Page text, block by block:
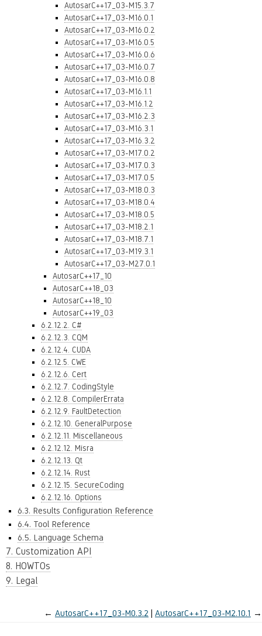
AutosarC++17_03-M15.3.7
AutosarC++17_03-M16.0.1
AutosarC++17_03-M16.0.2
AutosarC++17_03-M16.0.5
AutosarC++17_03-M16.0.6
AutosarC++17_03-M16.0.7
AutosarC++17_03-M16.0.8
AutosarC++17_03-M16.1.1
AutosarC++17_03-M16.1.2
AutosarC++17_03-M16.2.3
AutosarC++17_03-M16.3.1
AutosarC++17_03-M16.3.2
AutosarC++17_03-M17.0.2
AutosarC++17_03-M17.0.3
AutosarC++17_03-M17.0.5
AutosarC++17_03-M18.0.3
AutosarC++17_03-M18.0.4
AutosarC++17_03-M18.0.5
AutosarC++17_03-M18.2.1
AutosarC++17_03-M18.7.1
AutosarC++17_03-M19.3.1
AutosarC++17_03-M27.0.1
AutosarC++17_10
AutosarC++18_03
AutosarC++18_10
AutosarC++19_03
6.2.12.2. C#
6.2.12.3. CQM
6.2.12.4. CUDA
6.2.12.5. CWE
6.2.12.6. Cert
6.2.12.7. CodingStyle
6.2.12.8. CompilerErrata
6.2.12.9. FaultDetection
6.2.12.10. GeneralPurpose
6.2.12.11. Miscellaneous
6.2.12.12. Misra
6.2.12.13. Qt
6.2.12.14. Rust
6.2.12.15. SecureCoding
6.2.12.16. Options
6.3. Results Configuration Reference
6.4. Tool Reference
6.5. Language Schema
7. Customization API
8. HOWTOs
9. Legal
← AutosarC++17_03-M0.3.2 AutosarC++17_03-M2.10.1 →